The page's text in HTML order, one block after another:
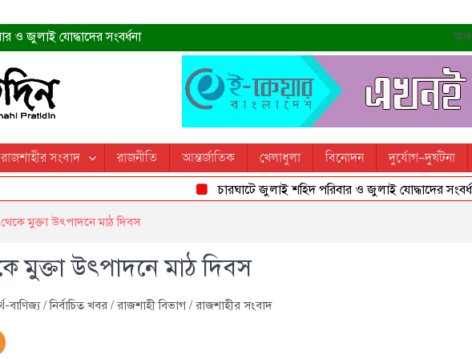
ও জুলাই যোদ্ধাদের সংবর্ধনা
হয়নি: ডা. শফিকুর রহমান
করবেন
উদ্বোধন করলেন প্রধানমন্ত্রী
দুর্দান্ত অ্যাসিস্টে সান্তোস
বাহিনীর প্রধান হলেন
চিরকাল শ্রদ্ধার সাথে স্মরণ করবে: ভূমিমন্ত্রী
আজ-
রাজশাহীর সংবাদ রাজনীতি আন্তর্জাতিক খেলাধুলা বিনোদন দুর্যোগ-দুর্ঘটনা
চারঘাটে জুলাই শহিদ পরিবার ও জুলাই যোদ্ধাদের সংবর্ধনা
মুক্তা উৎপাদনে মাঠ দিবস
মুক্তা উৎপাদনে মাঠ দিবস
বাণিজ্য/নির্বাচিত খবর /রাজশাহী বিভাগ/রাজশাহীর সংবাদ